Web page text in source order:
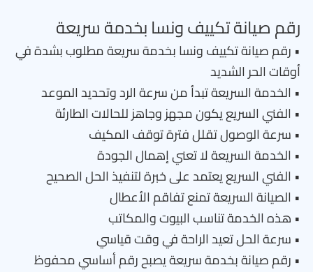
رقم صيانة تكييف ونسا بخدمة سريعة
• رقم صيانة تكييف ونسا بخدمة سريعة مطلوب بشدة في
أوقات الحر الشديد
• الخدمة السريعة تبدأ من سرعة الرد وتحديد الموعد
• الفني السريع يكون مجهز وجاهز للحالات الطارئة
• سرعة الوصول تقلل فترة توقف المكيف
• الخدمة السريعة لا تعني إهمال الجودة
• الفني السريع يعتمد على خبرة لتنفيذ الحل الصحيح
• الصيانة السريعة تمنع تفاقم الأعطال
• هذه الخدمة تناسب البيوت والمكاتب
• سرعة الحل تعيد الراحة في وقت قياسي
• رقم صيانة بخدمة سريعة يصبح رقم أساسي محفوظ